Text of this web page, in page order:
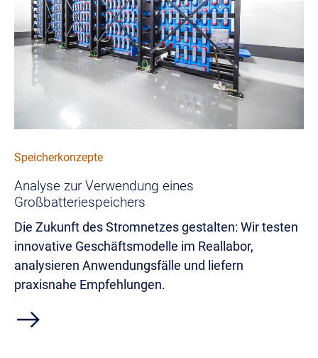
Speicherkonzepte
Analyse zur Verwendung eines
Großbatteriespeichers
Die Zukunft des Stromnetzes gestalten: Wir testen
innovative Geschäftsmodelle im Reallabor,
analysieren Anwendungsfälle und liefern
praxisnahe Empfehlungen.
east